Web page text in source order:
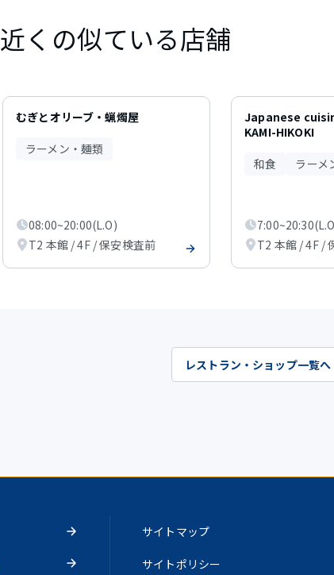
近くの似ている店舗
6
示
中
むぎとオリーブ・蝋燭屋
ラーメン・麺類
08:00~20:00(L.O)
T2 本館 / 4F / 保安検査前
Japanese
KAMI-HIKOKI
和食
ラーメ
T2 本館 / 4F /
レストラン・ショップ一覧へ
サイトマップ
サイトポリシー